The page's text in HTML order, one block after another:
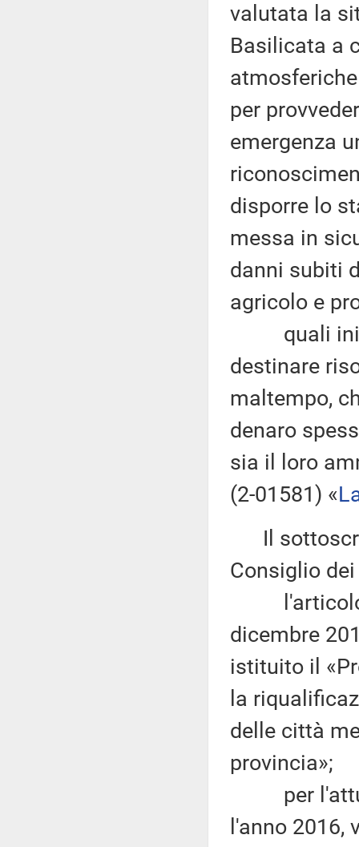
valutata la
Basilicata a
per
emergenza
disporre lo
messa in
danni subiti
agricolo e
quali
destinare
maltempo,
denaro
sia il loro
(2-01581) «
Il
Consiglio
l'articolo
dicembre
istituito il
la
delle città
provincia»;
per
l'anno